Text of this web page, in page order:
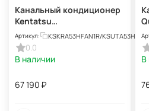
Канальный кондиционер
Kentatsu
KSKRA53HFAN1R/KSUTA53
HFAN1L
Артикул: KSKRA53HFAN1R/
0.0
В наличии
67 190 ₽
В